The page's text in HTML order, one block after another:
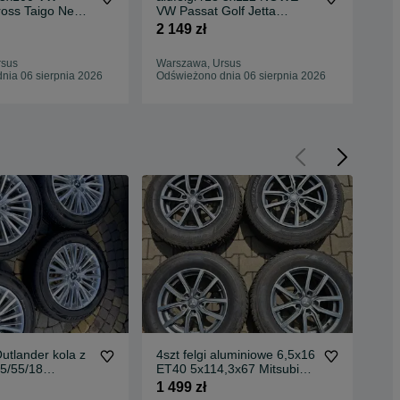
Taigo New
Polo
06 sierpnia 2026
VW Passat Golf Jetta
Sharan T-roc Touran Caddy
2 149 zł
Warszawa, Ursus
Odświeżono dnia 06 sierpnia 2026
kola z
55/18
4szt felgi aluminiowe 6,5x16
ET40 5x114,3x67 Mitsubishi
ASX OUTLANDER
1 499 zł